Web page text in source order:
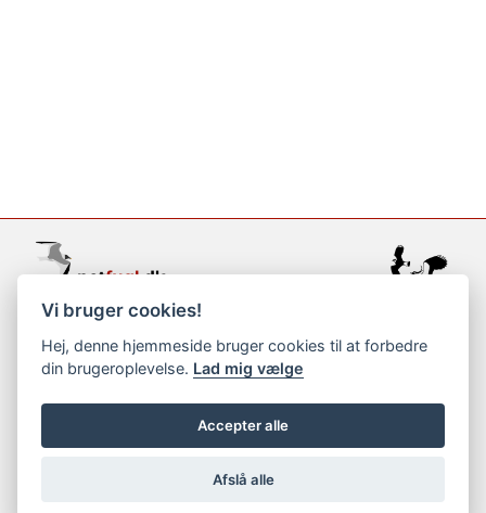
support@netfugl.dk
copyright © 2002-2023
Vi bruger cookies!
Hej, denne hjemmeside bruger cookies til at forbedre
din brugeroplevelse. Lad mig vælge
Accepter alle
Afslå alle